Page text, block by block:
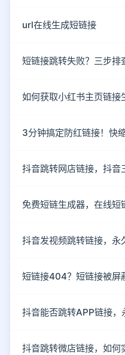
url在线生成短链接
短链接跳转失败？三步排
如何获取小红书主页链接
抖音跳转网店链接，抖音
免费短链生成器，在线短
抖音发视频跳转链接，永
短链接404？短链接被屏
抖音能否跳转APP链接
抖音跳转微店链接，如何